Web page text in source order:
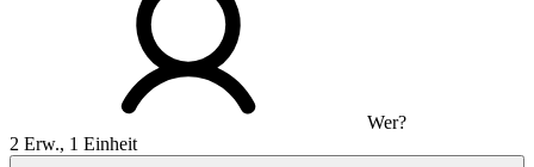
Wer?
2 Erw., 1 Einheit